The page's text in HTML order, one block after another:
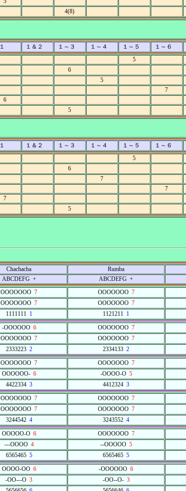
4(8)
１ １＆２ １～３ １～４ １～５ １～６
5
6
5
7
6
5
１ １＆２ １～３ １～４ １～５ １～６
5
6
7
7
7
5
Chachacha Rumba
ABCDEFG + ABCDEFG +
OOOOOOO 7 OOOOOOO7
OOOOOOO 7 OOOOOOO7
11111111 1121211 1
-OOOOOO6 OOOOOOO7
OOOOOOO 7 OOOOOOO7
23332232 2334133 2
OOOOOOO 7 OOOOOOO7
OOOOOO-6 -OOOO-O5
44223343 4412324 3
OOOOOOO 7 OOOOOOO7
OOOOOOO 7 OOOOOOO7
32445424 3243552 4
OOOOO-O6 OOOOOOO7
---OOOO4 --OOOOO5
65654655 6565465 5
OOOO-OO6 -OOOOOO 6
-OO---O 3 -OO--O-3